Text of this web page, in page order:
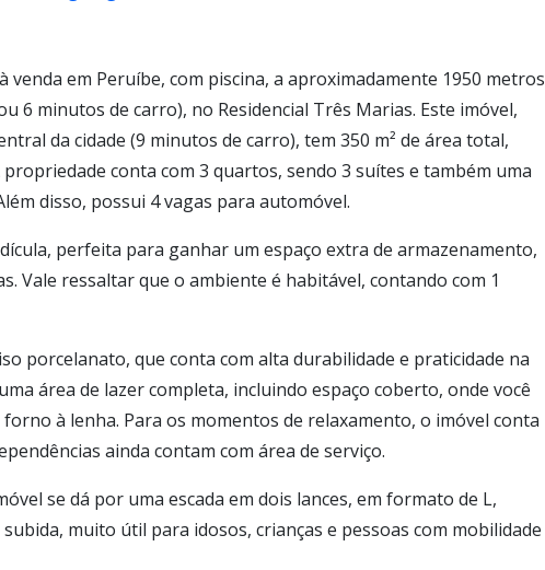
venda em Peruíbe, com piscina, a aproximadamente 1950 metros
6 minutos de carro), no Residencial Três Marias. Este imóvel,
da cidade (9 minutos de carro), tem 350 m² de área total,
conta com 3 quartos, sendo 3 suítes e também uma
disso, possui 4 vagas para automóvel.
perfeita para ganhar um espaço extra de armazenamento,
Vale ressaltar que o ambiente é habitável, contando com 1
porcelanato, que conta com alta durabilidade e praticidade na
área de lazer completa, incluindo espaço coberto, onde você
à lenha. Para os momentos de relaxamento, o imóvel conta
ainda contam com área de serviço.
se dá por uma escada em dois lances, em formato de L,
muito útil para idosos, crianças e pessoas com mobilidade